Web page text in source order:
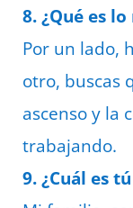
8. ¿Qué es
Por un lado,
otro, buscas
ascenso y la
trabajando.
9. ¿Cuál es